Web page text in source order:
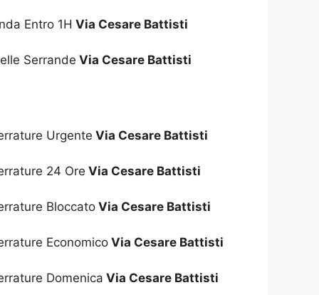
Entro 1H Via Cesare Battisti
Serrande Via Cesare Battisti
Urgente Via Cesare Battisti
24 Ore Via Cesare Battisti
Bloccato Via Cesare Battisti
Economico Via Cesare Battisti
Domenica Via Cesare Battisti